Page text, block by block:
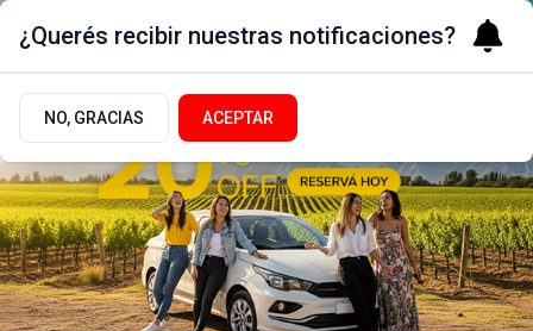
¿Querés recibir nuestras notificaciones?
NO, GRACIAS ACEPTAR